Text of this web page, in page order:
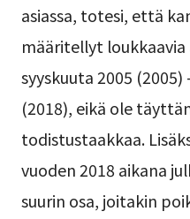
asiassa, totesi, että
määritellyt
syyskuuta 2005
(2018), eikä ole
todistustaakkaa.
vuoden 2018 aikana
suurin osa, joitakin